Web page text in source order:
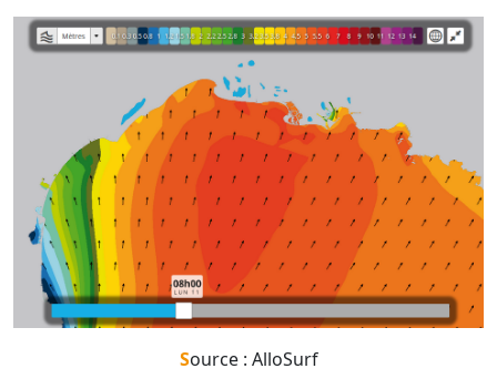
Source : AlloSurf